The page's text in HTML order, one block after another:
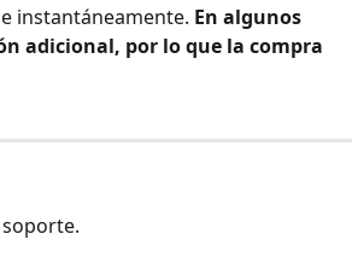
instantáneamente. En algunos
adicional, por lo que la compra